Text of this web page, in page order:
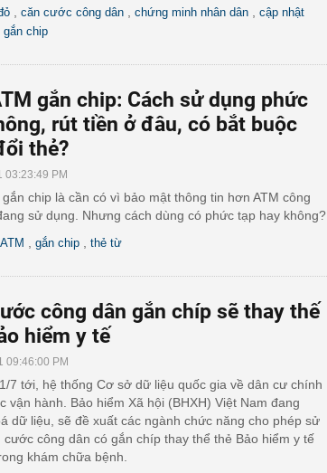
căn cước công dân chứng minh nhân dân
cập nhật
gắn chip
gắn chip: Cách sử dụng phức
rút tiền ở đâu, có bắt buộc
thẻ?
03:23:49 PM
gắn chip là cần có vì bảo mật thông tin hơn ATM công
sử dụng. Nhưng cách dùng có phức tạp hay không?
gắn chip thẻ từ
công dân gắn chíp sẽ thay thế
hiểm y tế
09:46:00 PM
7 tới, hệ thống Cơ sở dữ liệu quốc gia về dân cư chính
vận hành. Bảo hiểm Xã hội (BHXH) Việt Nam đang
dữ liệu, sẽ đề xuất các ngành chức năng cho phép sử
cước công dân có gắn chíp thay thể thẻ Bảo hiểm y tế
khám chữa bệnh.